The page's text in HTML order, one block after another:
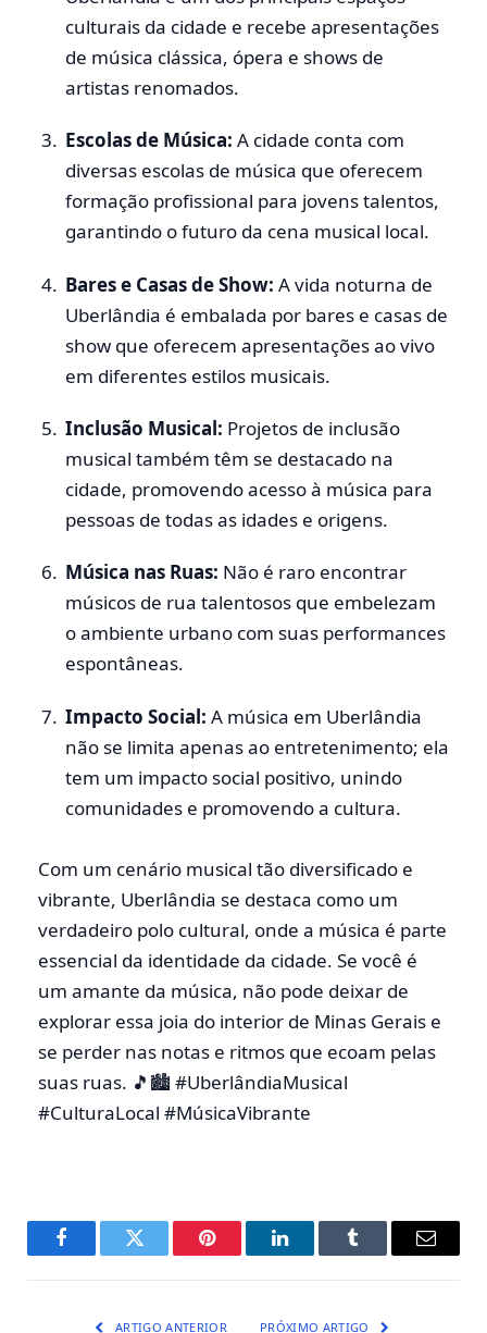
culturais da cidade e recebe apresentações
de música clássica, ópera e shows de
artistas renomados.
Escolas de Música: A cidade conta com
diversas escolas de música que oferecem
formação profissional para jovens talentos,
garantindo o futuro da cena musical local.
Bares e Casas de Show: A vida noturna de
Uberlândia é embalada por bares e casas de
show que oferecem apresentações ao vivo
em diferentes estilos musicais.
Inclusão Musical: Projetos de inclusão
musical também têm se destacado na
cidade, promovendo acesso à música para
pessoas de todas as idades e origens.
Música nas Ruas: Não é raro encontrar
músicos de rua talentosos que embelezam
o ambiente urbano com suas performances
espontâneas.
Impacto Social: A música em Uberlândia
não se limita apenas ao entretenimento; ela
tem um impacto social positivo, unindo
comunidades e promovendo a cultura.
Com um cenário musical tão diversificado e
vibrante, Uberlândia se destaca como um
verdadeiro polo cultural, onde a música é parte
essencial da identidade da cidade. Se você é
um amante da música, não pode deixar de
explorar essa joia do interior de Minas Gerais e
se perder nas notas e ritmos que ecoam pelas
suas ruas. 🎵🏙️ #UberlândiaMusical
#CulturaLocal #MúsicaVibrante
FacebookTwitter Pinterest LinkedInTumblr
E-
ARTIGO ANTERIOR PRÓXIMO ARTIGO